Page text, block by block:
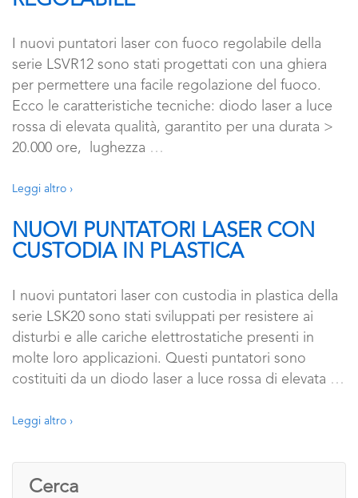
I nuovi puntatori laser con fuoco regolabile della
serie LSVR12 sono stati progettati con una ghiera
per permettere una facile regolazione del fuoco.
Ecco le caratteristiche tecniche: diodo laser a luce
rossa di elevata qualità, garantito per una durata >
20.000 ore, lughezza …
Leggi altro ›
NUOVI PUNTATORI LASER CON
CUSTODIA IN PLASTICA
I nuovi puntatori laser con custodia in plastica della
serie LSK20 sono stati sviluppati per resistere ai
disturbi e alle cariche elettrostatiche presenti in
molte loro applicazioni. Questi puntatori sono
costituiti da un diodo laser a luce rossa di elevata …
Leggi altro ›
Cerca